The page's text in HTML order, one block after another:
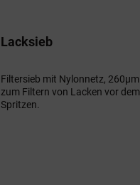
Lacksieb
Filtersieb mit Nylonnetz, 260µm
zum Filtern von Lacken vor dem
Spritzen.